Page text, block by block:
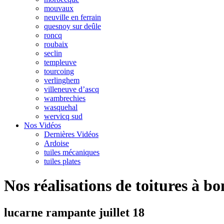
mouvaux
neuville en ferrain
quesnoy sur deûle
roncq
roubaix
seclin
templeuve
tourcoing
verlinghem
villeneuve d’ascq
wambrechies
wasquehal
wervicq sud
Nos Vidéos
Dernières Vidéos
Ardoise
tuiles mécaniques
tuiles plates
Nos réalisations de toitures à
lucarne rampante juillet 18